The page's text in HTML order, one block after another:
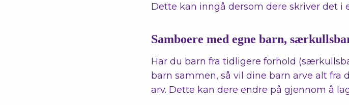
Dette kan inngå dersom dere skriver det i
Samboere med egne barn,
Har du barn fra tidligere forhold
barn sammen, så vil dine barn arve alt fra
arv. Dette kan dere endre på gjennom å